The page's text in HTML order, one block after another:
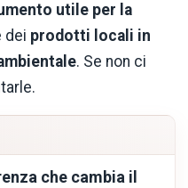
utile per la
dei prodotti locali in
. Se non ci
che cambia il